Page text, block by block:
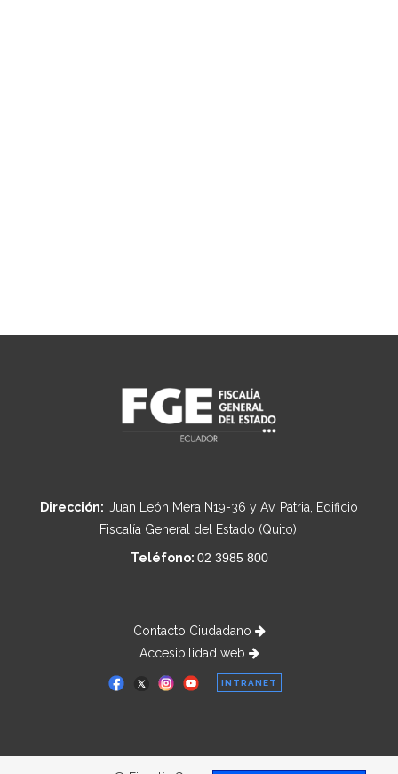
Dirección: Juan León Mera N19-36 y Av. Patria, Edificio
Fiscalía General del Estado (Quito).
Teléfono: 02 3985 800
Contacto Ciudadano
Accesibilidad web
INTRANET